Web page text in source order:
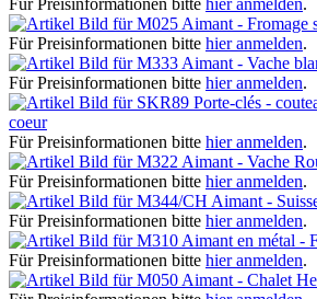
Aimant - Fromage
Für Preisinformationen bitte hier anmelden.
Aimant - Vache
Für Preisinformationen bitte hier anmelden.
Porte-clés -
coeur
Für Preisinformationen bitte hier anmelden.
Aimant - Vache
Für Preisinformationen bitte hier anmelden.
Aimant -
Für Preisinformationen bitte hier anmelden.
Aimant en métal -
Für Preisinformationen bitte hier anmelden.
Aimant - Chalet